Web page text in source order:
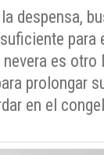
despensa,
para
es otro
prolongar
en el